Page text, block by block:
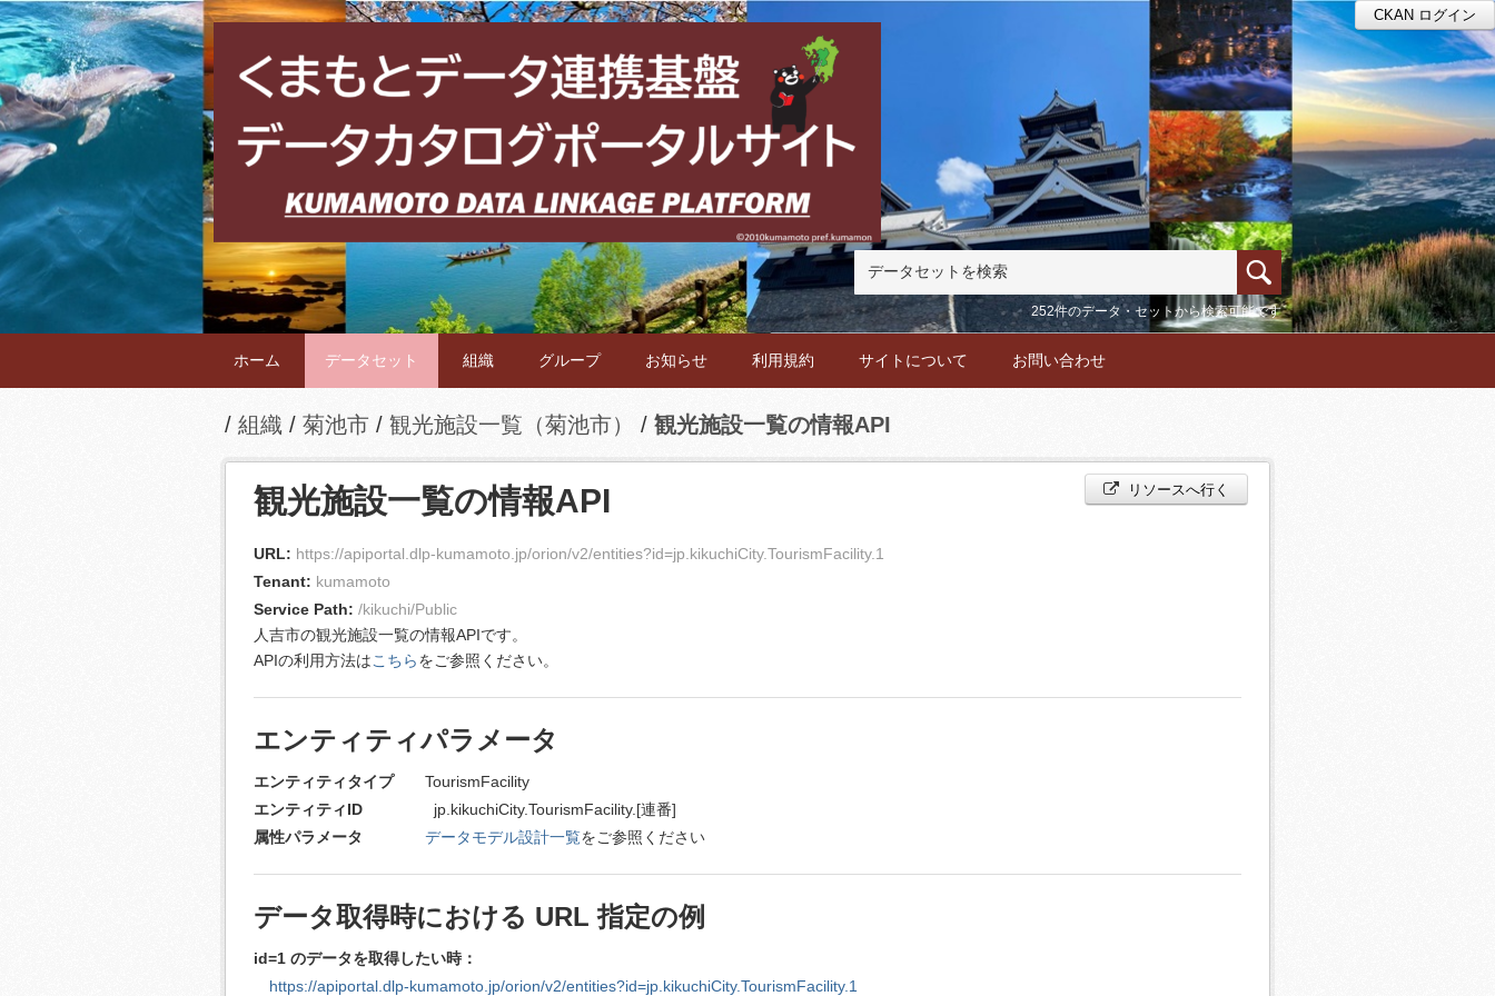
CKAN ログイン
252件のデータ・セットから検索可能です
ホーム データセット 組織 グループ お知らせ 利用規約 サイトについて お問い合わせ
組織 菊池市 観光施設一覧（菊池市） 観光施設一覧の情報API
リソースへ行く
観光施設一覧の情報API
URL: https://apiportal.dlp-kumamoto.jp/orion/v2/entities?id=jp.kikuchiCity.TourismFacility.1
Tenant: kumamoto
Service Path: /kikuchi/Public
人吉市の観光施設一覧の情報APIです。
APIの利用方法はこちらをご参照ください。
エンティティパラメータ
エンティティタイプTourismFacility
エンティティID jp.kikuchiCity.TourismFacility.[連番]
属性パラメータ
データモデル設計一覧をご参照ください
データ取得時における URL 指定の例
id=1 のデータを取得したい時：
https://apiportal.dlp-kumamoto.jp/orion/v2/entities?id=jp.kikuchiCity.TourismFacility.1